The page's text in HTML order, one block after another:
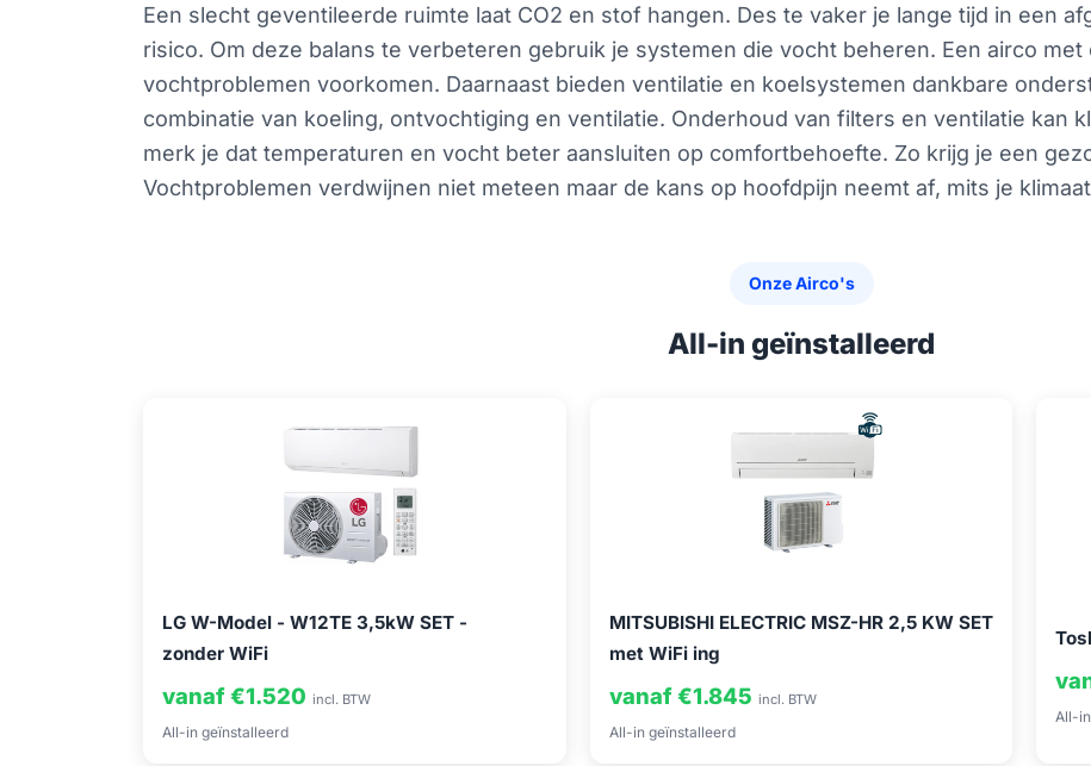
Een slecht geventileerde ruimte laat CO2 en stof hangen. Des te vaker je lange tijd in een
risico. Om deze balans te verbeteren gebruik je systemen die vocht beheren. Een airco
vochtproblemen voorkomen. Daarnaast bieden ventilatie en koelsystemen dankbare
combinatie van koeling, ontvochtiging en ventilatie. Onderhoud van filters en ventilatie kan
merk je dat temperaturen en vocht beter aansluiten op comfortbehoefte. Zo krijg je een
Vochtproblemen verdwijnen niet meteen maar de kans op hoofdpijn neemt af, mits je
Onze Airco's
All-in geïnstalleerd
LG W-Model - W12TE 3,5kW SET -
zonder WiFi
vanaf €1.520 incl. BTW
All-in geïnstalleerd
MITSUBISHI ELECTRIC MSZ-HR 2,5 KW SET
met WiFi ing
vanaf €1.845 incl. BTW
All-in geïnstalleerd
All-